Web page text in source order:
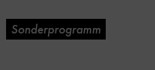
Sonderprogramm